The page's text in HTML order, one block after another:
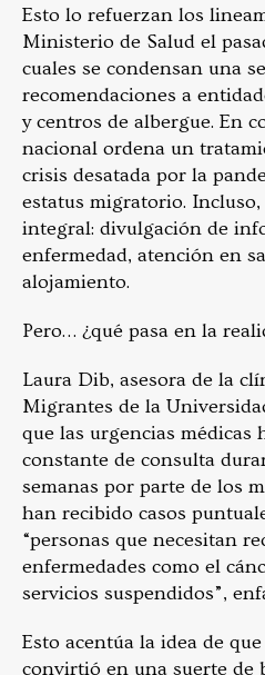
Esto lo refuerzan los
Ministerio de Salud el
cuales se condensan una
recomendaciones a
y centros de albergue. En
nacional ordena un
crisis desatada por la
estatus migratorio.
integral: divulgación de
enfermedad, atención en
alojamiento.
Pero… ¿qué pasa en la
Laura Dib, asesora de la
Migrantes de la
que las urgencias médicas
constante de consulta
semanas por parte de los
han recibido casos
“personas que necesitan
enfermedades como el
servicios suspendidos”,
Esto acentúa la idea de
convirtió en una suerte de